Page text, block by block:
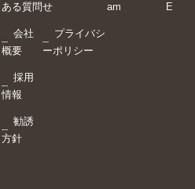
ある質問
会社
概要
採用
情報
勧誘
方針
せ
プライバシ
ーポリシー